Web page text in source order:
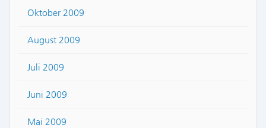
Oktober 2009
August 2009
Juli 2009
Juni 2009
Mai 2009